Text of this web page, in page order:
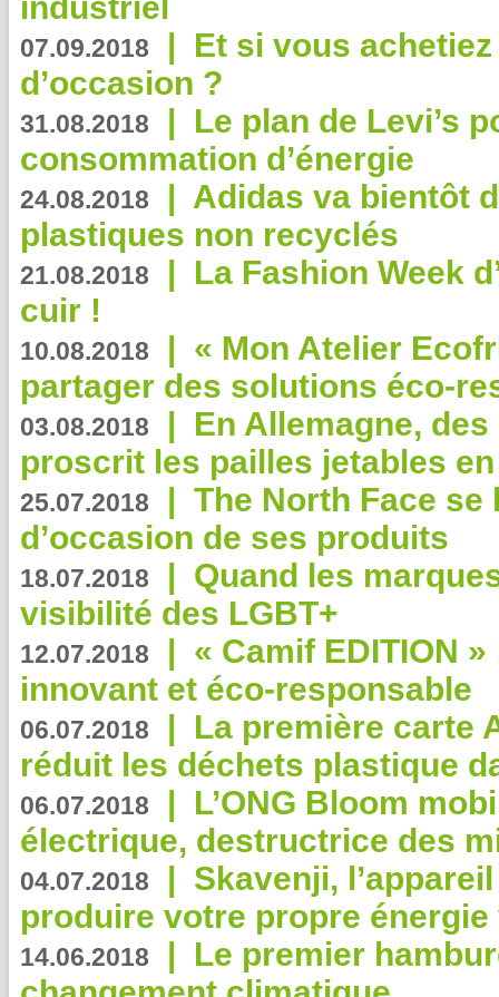
07.09.2018 | Et si vous
d’occasion ?
31.08.2018 | Le plan de Levi’s
consommation d’énergie
24.08.2018 | Adidas va bientôt
plastiques non recyclés
21.08.2018 | La Fashion Week
cuir !
10.08.2018 | « Mon Atelier
partager des solutions éco-
03.08.2018 | En Allemagne,
proscrit les pailles jetables
25.07.2018 | The North Face se
d’occasion de ses produits
18.07.2018 | Quand les
visibilité des LGBT+
12.07.2018 | « Camif EDITION
innovant et éco-responsable
06.07.2018 | La première carte
réduit les déchets plastique
06.07.2018 | L’ONG Bloom
électrique, destructrice des
04.07.2018 | Skavenji,
produire votre propre
14.06.2018 | Le premier